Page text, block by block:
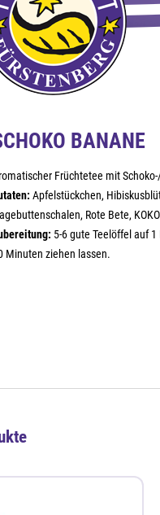
BANANE
Früchtetee mit
Apfelstückchen,
Rote Bete,
5-6 gute Teelöffel auf
Minuten ziehen lassen.